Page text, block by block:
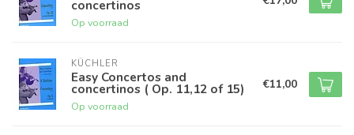
concertinos
Op voorraad
KÜCHLER
Easy Concertos and
concertinos ( Op. 11,12 of 15)
Op voorraad
€11,00